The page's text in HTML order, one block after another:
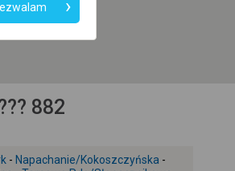
karte
882
- Napachanie/Kokoszczyńska -